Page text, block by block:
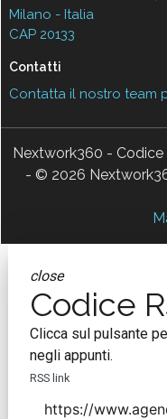
Milano - Italia
CAP 20133
Contatti
Contatta il nostro team
Nextwork360 - Codice
- © 2026
close
Codice
Clicca sul pulsante
negli appunti.
RSS link